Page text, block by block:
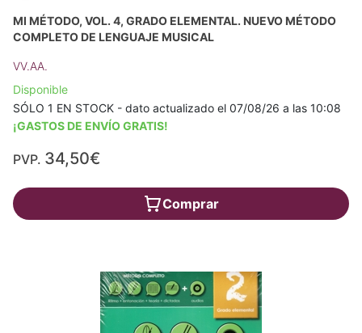
MI MÉTODO, VOL. 4, GRADO ELEMENTAL. NUEVO MÉTODO
COMPLETO DE LENGUAJE MUSICAL
VV.AA.
Disponible
SÓLO 1 EN STOCK - dato actualizado el 07/08/26 a las 10:08
¡GASTOS DE ENVÍO GRATIS!
PVP. 34,50€
Comprar